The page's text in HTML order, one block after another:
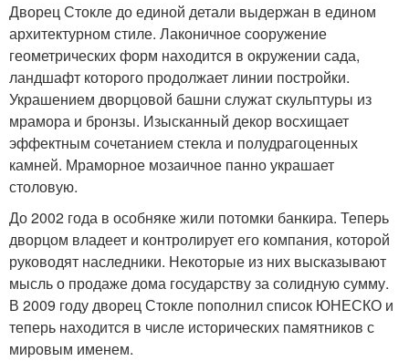
Дворец Стокле до единой детали выдержан в едином
архитектурном стиле. Лаконичное сооружение
геометрических форм находится в окружении сада,
ландшафт которого продолжает линии постройки.
Украшением дворцовой башни служат скульптуры из
мрамора и бронзы. Изысканный декор восхищает
эффектным сочетанием стекла и полудрагоценных
камней. Мраморное мозаичное панно украшает
столовую.
До 2002 года в особняке жили потомки банкира. Теперь
дворцом владеет и контролирует его компания, которой
руководят наследники. Некоторые из них высказывают
мысль о продаже дома государству за солидную сумму.
В 2009 году дворец Стокле пополнил список ЮНЕСКО и
теперь находится в числе исторических памятников с
мировым именем.